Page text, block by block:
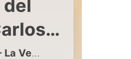
del
Brand New Day' arrasa con la taquilla